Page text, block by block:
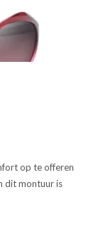
op te offeren
dit montuur is